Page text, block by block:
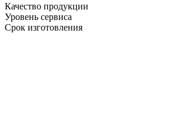
Качество продукции
Уровень сервиса
Срок изготовления